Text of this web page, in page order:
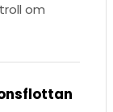
om